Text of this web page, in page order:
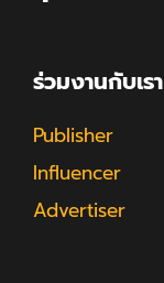
ร่วมงานกับเรา
Publisher
Influencer
Advertiser